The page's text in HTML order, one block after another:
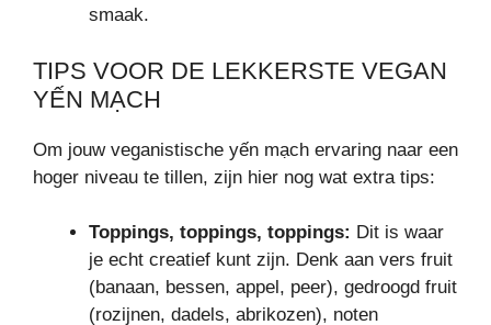
smaak.
TIPS VOOR DE LEKKERSTE VEGAN
YẾN MẠCH
Om jouw veganistische yến mạch ervaring naar een
hoger niveau te tillen, zijn hier nog wat extra tips:
Toppings, toppings, toppings: Dit is waar
je echt creatief kunt zijn. Denk aan vers fruit
(banaan, bessen, appel, peer), gedroogd fruit
(rozijnen, dadels, abrikozen), noten